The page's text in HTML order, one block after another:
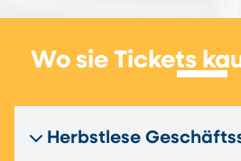
Wo sie Tickets
Herbstlese